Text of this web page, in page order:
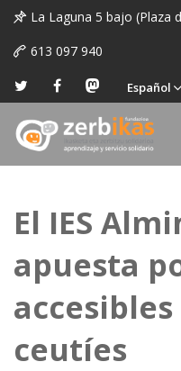
La Laguna 5 bajo (Plaza
613 097 940
Español
El IES
apuesta
ceutíes